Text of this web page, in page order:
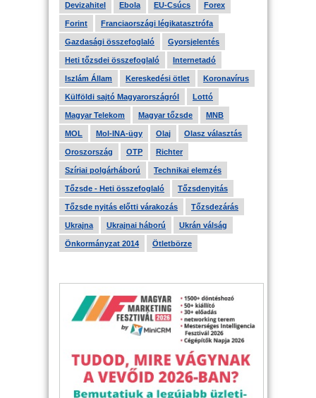
Devizahitel Ebola EU-Csúcs Forex
Forint Franciaországi légikatasztrófa
Gazdasági összefoglaló Gyorsjelentés
Heti tőzsdei összefoglaló Internetadó
Iszlám Állam Kereskedési ötlet Koronavírus
Külföldi sajtó Magyarországról Lottó
Magyar Telekom Magyar tőzsde MNB
MOL Mol-INA-ügy Olaj Olasz választás
Oroszország OTP Richter
Szíriai polgárháború Technikai elemzés
Tőzsde - Heti összefoglaló Tőzsdenyitás
Tőzsde nyitás előtti várakozás Tőzsdezárás
Ukrajna Ukrajnai háború Ukrán válság
Önkormányzat 2014 Ötletbörze